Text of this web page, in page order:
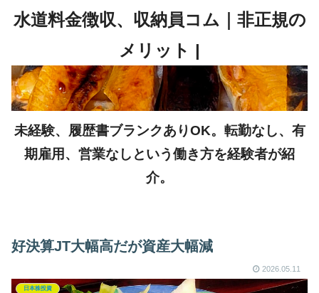
未経験、履歴書ブランクありOK。転勤なし、有
期雇用、営業なしという働き方を経験者が紹
介。
好決算JT大幅高だが資産大幅減
2026.05.11
日本株投資